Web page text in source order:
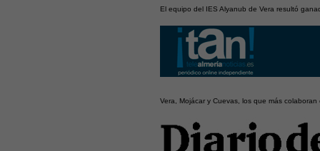
El equipo del IES Alyanub de Vera resultó
Vera, Mojácar y Cuevas, los que más colaboran